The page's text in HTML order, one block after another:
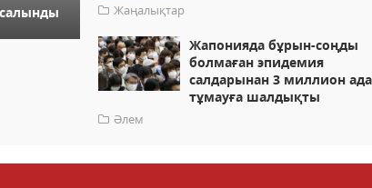
Жаңалықтар
Жапонияда бұрын-соңды
болмаған эпидемия
салдарынан 3 миллион
тұмауға шалдықты
Әлем